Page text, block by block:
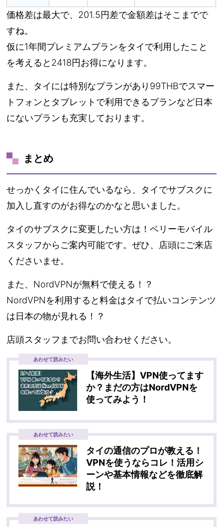
価格差は最大で、201.5円差で金額差はそこまでで
すね。
仮に1年間プレミアムプランをタイで利用したこと
を考えると2418円お得になります。
また、タイには特別なプランがあり99THBでスマー
トフォンとタブレットで利用できるプランなど日本
にないプランも充実しております。
まとめ
せっかくタイに住んでいるなら、タイでサブスクに
加入し直すのがお得なのかなと思いました。
タイのサブスクに変更したい方は！ベリーモバイル
スタッフからご案内可能です。ぜひ、店頭にご来店
くださいませ。
また、NordVPNが無料で使える！？
NordVPNを利用すると料金はタイで払いコンテンツ
は日本の物が見れる！？
店頭スタッフまでお問い合わせください。
あわせて読みたい
【海外生活】VPN使ってます
か？まだの方はNordVPNを
使ってみよう！
あわせて読みたい
タイの通信のプロが教える！
VPNを使うならコレ！活用シ
ーンや基本情報などを徹底解
説！
あわせて読みたい